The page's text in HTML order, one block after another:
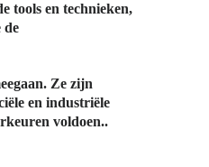
tools en technieken,
de
Ze zijn
en industriële
voldoen..